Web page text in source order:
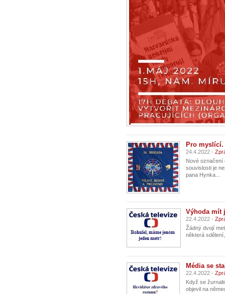
Pro myslící.
24.4.2022 -
Nové označení
souvislosti je
pana Hynka...
Výhoda mít
22.4.2022 -
Žádný dvojí
některá
Média se
22.4.2022 -
Když se
objevil na